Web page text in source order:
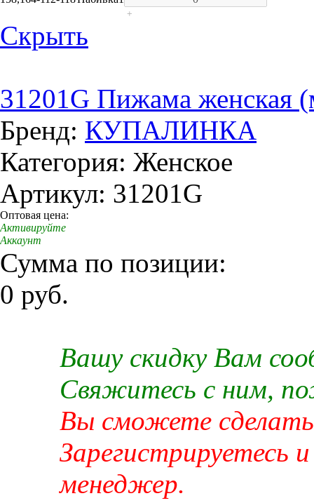
+
Скрыть
31201G Пижама женская
Бренд: КУПАЛИНКА
Категория: Женское
Артикул: 31201G
Оптовая цена:
Активируйте
Аккаунт
Сумма по позиции:
0 руб.
Вашу скидку Вам
Свяжитесь с ним,
Вы сможете сделать
Зарегистрируетесь
менеджер.